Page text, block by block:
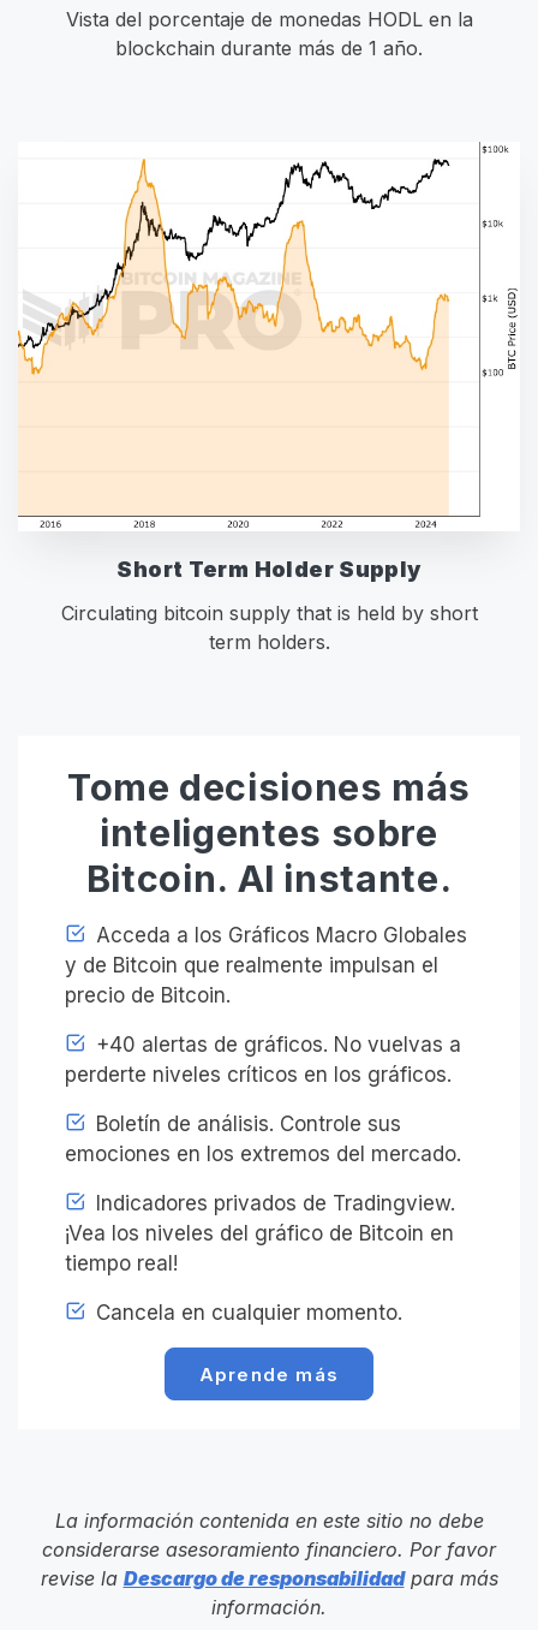
Vista del porcentaje de monedas HODL en la
blockchain durante más de 1 año.
Short Term Holder Supply
Circulating bitcoin supply that is held by short
term holders.
Tome decisiones más
inteligentes sobre
Bitcoin. Al instante.
Acceda a los Gráficos Macro Globales
y de Bitcoin que realmente impulsan el
precio de Bitcoin.
+40 alertas de gráficos. No vuelvas a
perderte niveles críticos en los gráficos.
Boletín de análisis. Controle sus
emociones en los extremos del mercado.
Indicadores privados de Tradingview.
¡Vea los niveles del gráfico de Bitcoin en
tiempo real!
Cancela en cualquier momento.
Aprende más
La información contenida en este sitio no debe
considerarse asesoramiento financiero. Por favor
revise la Descargo de responsabilidadpara más
información.